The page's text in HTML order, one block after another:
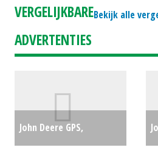
Bekijk alle
VERGELIJKBARE
ADVERTENTIES
John Deere GPS,